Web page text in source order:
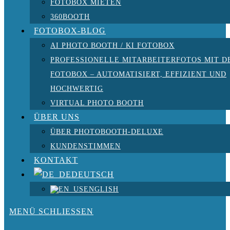
FOTOBOX MIETEN
360BOOTH
FOTOBOX-BLOG
AI PHOTO BOOTH / KI FOTOBOX
PROFESSIONELLE MITARBEITERFOTOS MIT
FOTOBOX – AUTOMATISIERT, EFFIZIENT UND
HOCHWERTIG
VIRTUAL PHOTO BOOTH
ÜBER UNS
ÜBER PHOTOBOOTH-DELUXE
KUNDENSTIMMEN
KONTAKT
DEUTSCH
ENGLISH
MENÜ SCHLIESSEN